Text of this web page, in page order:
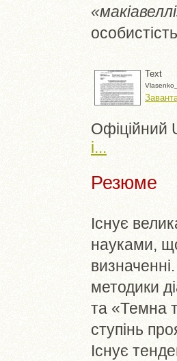
Text
Офіційний
i...
Резюме
Існує
науками,
методики
та «Темна
ступінь
Існує